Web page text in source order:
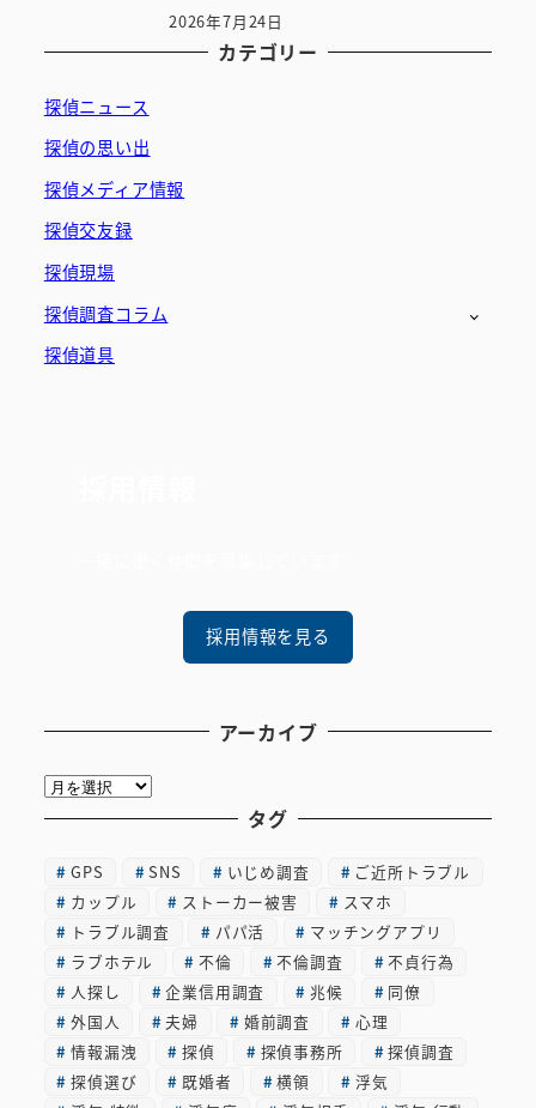
2026年7月24日
カテゴリー
探偵ニュース
探偵の思い出
探偵メディア情報
探偵交友録
探偵現場
探偵調査コラム
探偵道具
採用情報を見る
アーカイブ
ア
ー
イ
ブ
タグ
GPS SNS いじめ調査
ご近所トラブル
カップル
ストーカー被害
スマホ
トラブル調査
パパ活
マッチングアプリ
ラブホテル
不倫 不倫調査
不貞行為
人探し
企業信用調査 兆候
同僚
外国人
夫婦 婚前調査
心理
情報漏洩
探偵 探偵事務所
探偵調査
探偵選び
既婚者 横領
浮気